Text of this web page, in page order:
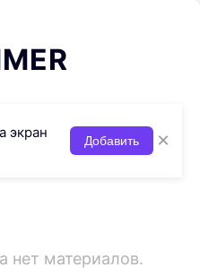
экран
Добавить ×
нет материалов.